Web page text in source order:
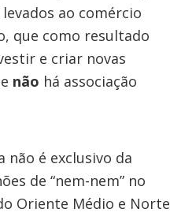
ao comércio
que como resultado
e criar novas
não há associação
não é exclusivo da
de “nem-nem” no
Oriente Médio e Norte